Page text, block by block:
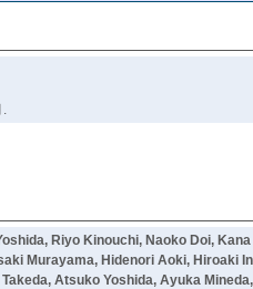
.
Riyo Kinouchi, Naoko Doi,
Murayama, Hidenori Aoki, Hiroaki
Atsuko Yoshida, Ayuka